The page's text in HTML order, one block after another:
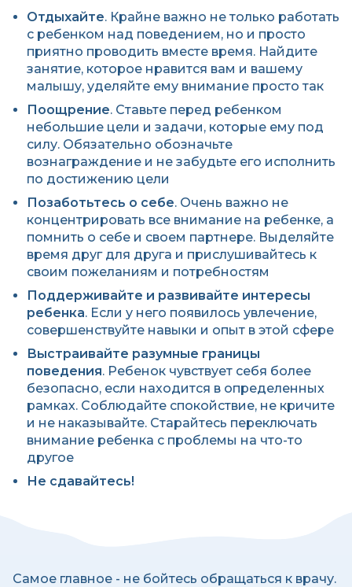
Отдыхайте. Крайне важно не только работать
с ребенком над поведением, но и просто
приятно проводить вместе время. Найдите
занятие, которое нравится вам и вашему
малышу, уделяйте ему внимание просто так
Поощрение. Ставьте перед ребенком
небольшие цели и задачи, которые ему под
силу. Обязательно обозначьте
вознаграждение и не забудьте его исполнить
по достижению цели
Позаботьтесь о себе. Очень важно не
концентрировать все внимание на ребенке, а
помнить о себе и своем партнере. Выделяйте
время друг для друга и прислушивайтесь к
своим пожеланиям и потребностям
Поддерживайте и развивайте интересы
ребенка. Если у него появилось увлечение,
совершенствуйте навыки и опыт в этой сфере
Выстраивайте разумные границы
поведения. Ребенок чувствует себя более
безопасно, если находится в определенных
рамках. Соблюдайте спокойствие, не кричите
и не наказывайте. Старайтесь переключать
внимание ребенка с проблемы на что-то
другое
Не сдавайтесь!
Самое главное - не бойтесь обращаться к врачу.